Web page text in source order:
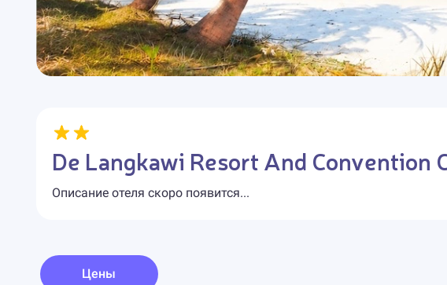
De Langkawi Resort And Convention
Описание отеля скоро появится...
Цены